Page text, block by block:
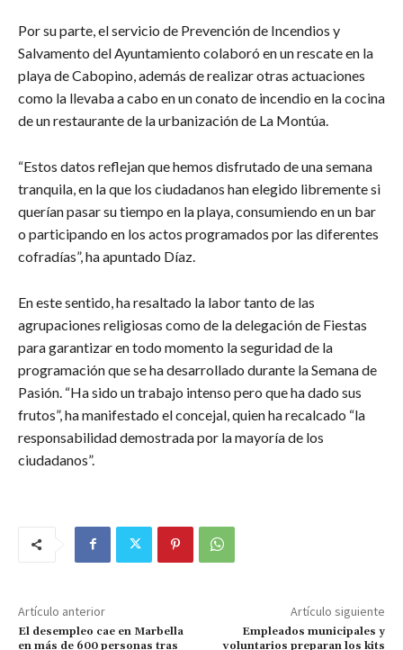
Por su parte, el servicio de Prevención de Incendios y
Salvamento del Ayuntamiento colaboró en un rescate en la
playa de Cabopino, además de realizar otras actuaciones
como la llevaba a cabo en un conato de incendio en la cocina
de un restaurante de la urbanización de La Montúa.
“Estos datos reflejan que hemos disfrutado de una semana
tranquila, en la que los ciudadanos han elegido libremente si
querían pasar su tiempo en la playa, consumiendo en un bar
o participando en los actos programados por las diferentes
cofradías”, ha apuntado Díaz.
En este sentido, ha resaltado la labor tanto de las
agrupaciones religiosas como de la delegación de Fiestas
para garantizar en todo momento la seguridad de la
programación que se ha desarrollado durante la Semana de
Pasión. “Ha sido un trabajo intenso pero que ha dado sus
frutos”, ha manifestado el concejal, quien ha recalcado “la
responsabilidad demostrada por la mayoría de los
ciudadanos”.
Artículo anterior
El desempleo cae en Marbella
en más de 600 personas tras
Artículo siguiente
Empleados municipales y
voluntarios preparan los kits